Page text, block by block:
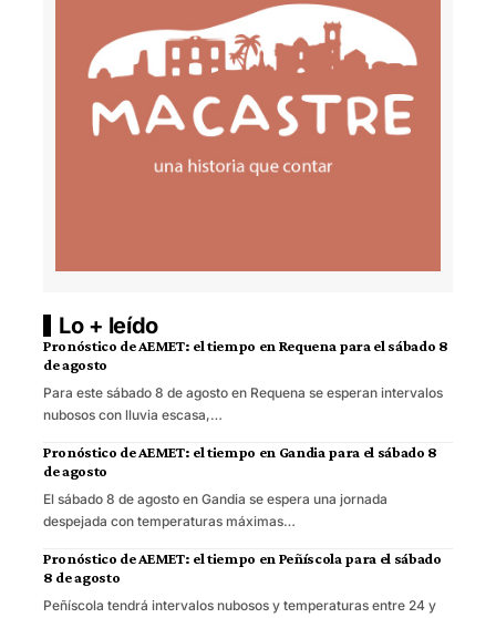
Lo + leído
Pronóstico de AEMET: el tiempo en Requena para el sábado 8
de agosto
Para este sábado 8 de agosto en Requena se esperan intervalos
nubosos con lluvia escasa,…
Pronóstico de AEMET: el tiempo en Gandia para el sábado 8
de agosto
El sábado 8 de agosto en Gandia se espera una jornada
despejada con temperaturas máximas…
Pronóstico de AEMET: el tiempo en Peñíscola para el sábado
8 de agosto
Peñíscola tendrá intervalos nubosos y temperaturas entre 24 y